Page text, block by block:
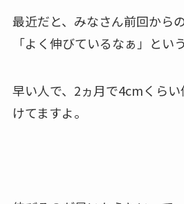
最近だと、みなさん前回から
「よく伸びているなぁ」とい
早い人で、2ヵ月で4cmくら
けてますよ。